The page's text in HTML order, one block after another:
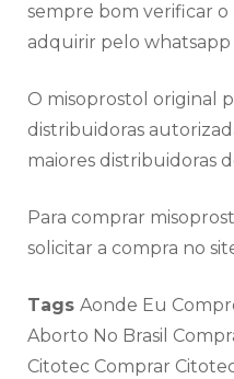
sempre bom verificar
adquirir pelo whatsapp
O misoprostol original
distribuidoras
maiores distribuidoras
Para comprar
solicitar a compra no
Tags Aonde Eu
Aborto No Brasil
Citotec Comprar